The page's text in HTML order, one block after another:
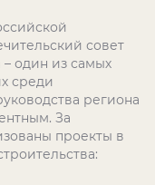
совет
– один из самых
среди
региона
За
проекты в